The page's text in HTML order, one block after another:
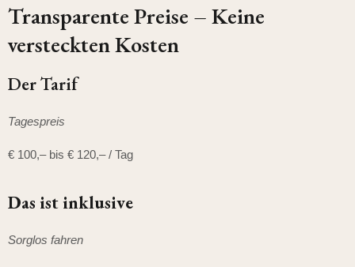
Transparente Preise – Keine
versteckten Kosten
Der Tarif
Tagespreis
€ 100,– bis € 120,– / Tag
Das ist inklusive
Sorglos fahren